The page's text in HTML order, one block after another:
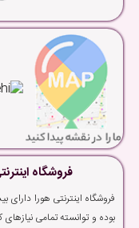
فروشگاه
فروشگاه اینترنتی هورا دارای بیش از 15 سال
بوده و توانسته تمامی